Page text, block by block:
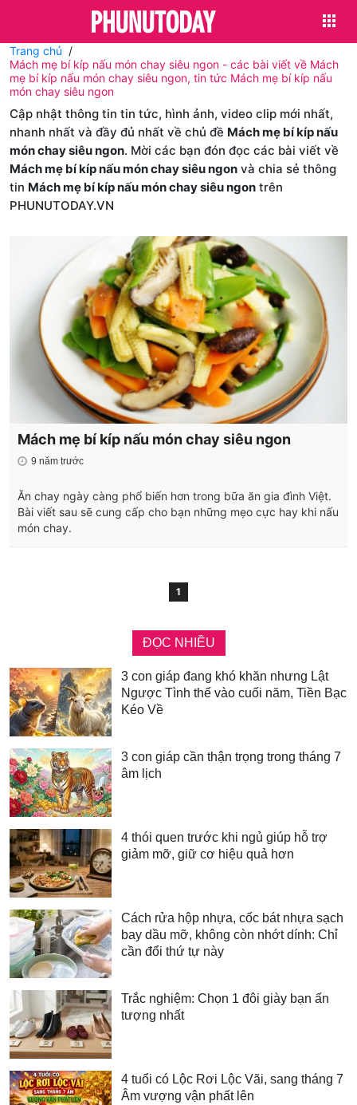
Trang chủ
Mách mẹ bí kíp nấu món chay siêu ngon - các bài viết về Mách
mẹ bí kíp nấu món chay siêu ngon, tin tức Mách mẹ bí kíp nấu
món chay siêu ngon
Cập nhật thông tin tin tức, hình ảnh, video clip mới nhất,
nhanh nhất và đầy đủ nhất về chủ đề Mách mẹ bí kíp nấu
món chay siêu ngon. Mời các bạn đón đọc các bài viết về
Mách mẹ bí kíp nấu món chay siêu ngon và chia sẻ thông
tin Mách mẹ bí kíp nấu món chay siêu ngon trên
PHUNUTODAY.VN
Mách mẹ bí kíp nấu món chay siêu ngon
9 năm trước
Ăn chay ngày càng phổ biến hơn trong bữa ăn gia đình Việt.
Bài viết sau sẽ cung cấp cho bạn những mẹo cực hay khi nấu
món chay.
1
ĐỌC NHIỀU
3 con giáp đang khó khăn nhưng Lật
Ngược Tình thế vào cuối năm, Tiền Bạc
Kéo Về
3 con giáp cần thận trọng trong tháng 7
âm lịch
4 thói quen trước khi ngủ giúp hỗ trợ
giảm mỡ, giữ cơ hiệu quả hơn
Cách rửa hộp nhựa, cốc bát nhựa sạch
bay dầu mỡ, không còn nhớt dính: Chỉ
cần đổi thứ tự này
Trắc nghiệm: Chọn 1 đôi giày bạn ấn
tượng nhất
4 tuổi có Lộc Rơi Lộc Vãi, sang tháng 7
Âm vượng vận phất lên